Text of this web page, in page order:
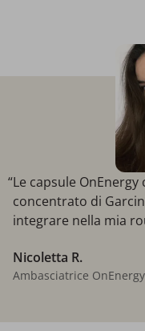
“Le capsule
concentrato di
integrare nella mia
Nicoletta R.
Ambasciatrice OnEnergy